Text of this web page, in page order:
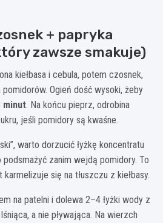
+ papryka
zawsze smakuje)
kiełbasa i cebula, potem czosnek,
Ogień dość wysoki, żeby
minut. Na końcu pieprz, odrobina
jeśli pomidory są kwaśne.
warto dorzucić łyżkę koncentratu
zanim wejdą pomidory. To
się na tłuszczu z kiełbasy.
na patelni i dolewa 2–4 łyżki wody z
a nie pływająca. Na wierzch